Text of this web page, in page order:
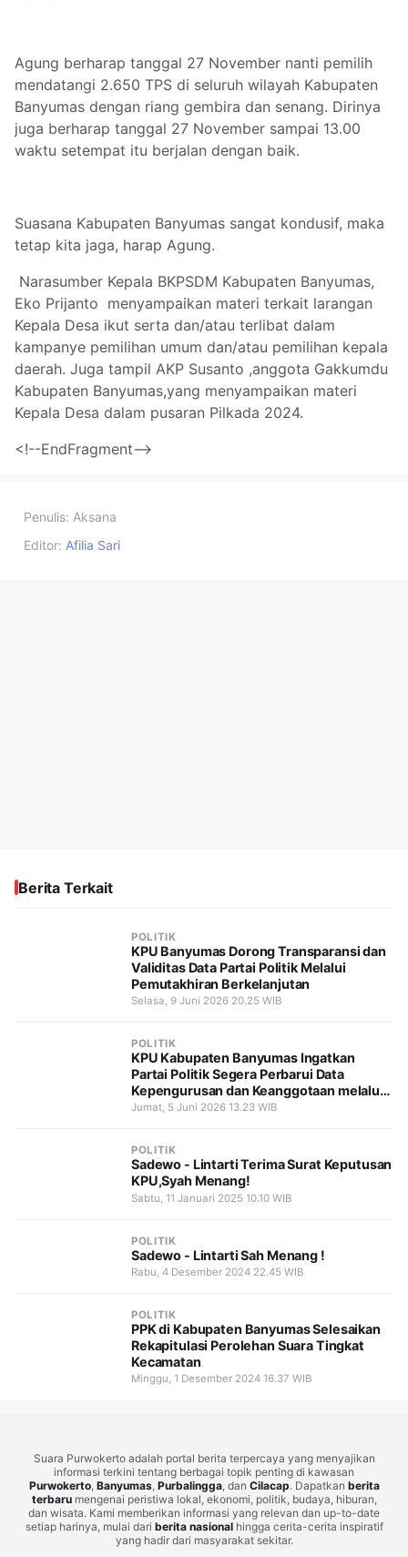
Agung berharap tanggal 27 November nanti pemilih
mendatangi 2.650 TPS di seluruh wilayah Kabupaten
Banyumas dengan riang gembira dan senang. Dirinya
juga berharap tanggal 27 November sampai 13.00
waktu setempat itu berjalan dengan baik.
Suasana Kabupaten Banyumas sangat kondusif, maka
tetap kita jaga, harap Agung.
Narasumber Kepala BKPSDM Kabupaten Banyumas,
Eko Prijanto menyampaikan materi terkait larangan
Kepala Desa ikut serta dan/atau terlibat dalam
kampanye pemilihan umum dan/atau pemilihan kepala
daerah. Juga tampil AKP Susanto ,anggota Gakkumdu
Kabupaten Banyumas,yang menyampaikan materi
Kepala Desa dalam pusaran Pilkada 2024.
<!--EndFragment-->
Penulis: Aksana
Editor: Afilia Sari
Berita Terkait
POLITIK
KPU Banyumas Dorong Transparansi dan
Validitas Data Partai Politik Melalui
Pemutakhiran Berkelanjutan
Selasa, 9 Juni 2026 20.25 WIB
POLITIK
KPU Kabupaten Banyumas Ingatkan
Partai Politik Segera Perbarui Data
Kepengurusan dan Keanggotaan melalui
SIPOL
Jumat, 5 Juni 2026 13.23 WIB
POLITIK
Sadewo - Lintarti Terima Surat Keputusan
KPU,Syah Menang!
Sabtu, 11 Januari 2025 10.10 WIB
POLITIK
Sadewo - Lintarti Sah Menang !
Rabu, 4 Desember 2024 22.45 WIB
POLITIK
PPK di Kabupaten Banyumas Selesaikan
Rekapitulasi Perolehan Suara Tingkat
Kecamatan
Minggu, 1 Desember 2024 16.37 WIB
Suara Purwokerto adalah portal berita terpercaya yang menyajikan
informasi terkini tentang berbagai topik penting di kawasan
Purwokerto, Banyumas, Purbalingga, dan Cilacap. Dapatkan berita
terbarumengenai peristiwa lokal, ekonomi, politik, budaya, hiburan,
dan wisata. Kami memberikan informasi yang relevan dan up-to-date
setiap harinya, mulai dari berita nasionalhingga cerita-cerita inspiratif
yang hadir dari masyarakat sekitar.